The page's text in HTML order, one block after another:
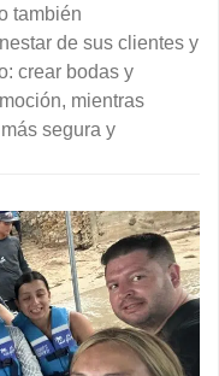
también
de sus clientes y
crear bodas y
mientras
segura y